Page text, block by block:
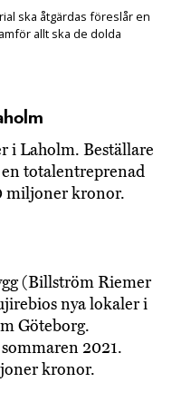
ska åtgärdas föreslår en
allt ska de dolda
i Laholm. Beställare
totalentreprenad
miljoner kronor.
(Billström Riemer
nya lokaler i
Göteborg.
2021.
kronor.